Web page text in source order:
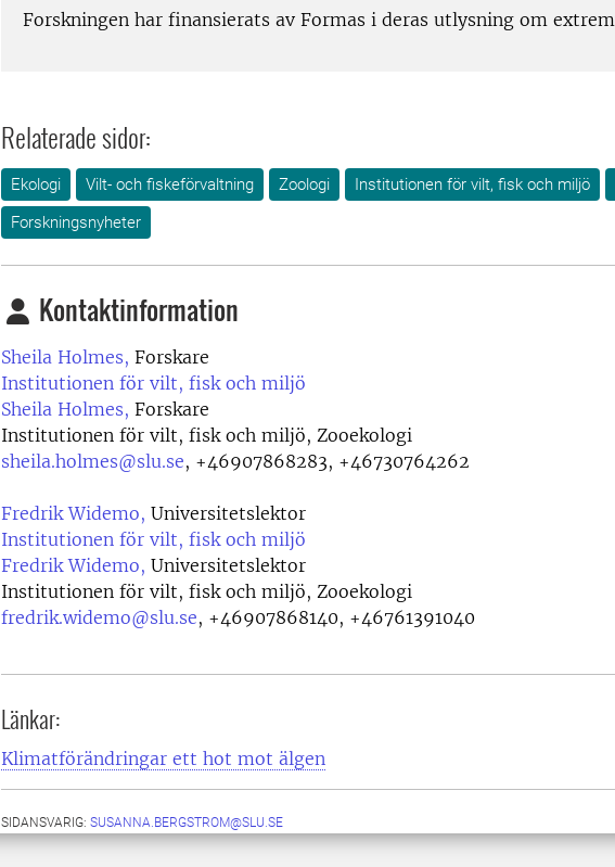
Forskningen har finansierats av Formas i deras utlysning om
Relaterade sidor:
Ekologi Vilt- och fiskeförvaltning Zoologi Institutionen för vilt, fisk och miljö
Forskningsnyheter
Kontaktinformation
Sheila Holmes, Forskare
Institutionen för vilt, fisk och miljö
Sheila Holmes, Forskare
Institutionen för vilt, fisk och miljö, Zooekologi
sheila.holmes@slu.se, +46907868283, +46730764262
Fredrik Widemo, Universitetslektor
Institutionen för vilt, fisk och miljö
Fredrik Widemo, Universitetslektor
Institutionen för vilt, fisk och miljö, Zooekologi
fredrik.widemo@slu.se, +46907868140, +46761391040
Länkar:
Klimatförändringar ett hot mot älgen
SIDANSVARIG: SUSANNA.BERGSTROM@SLU.SE